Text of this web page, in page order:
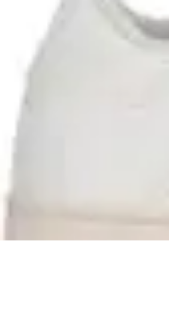
Alimentación y Bienestar